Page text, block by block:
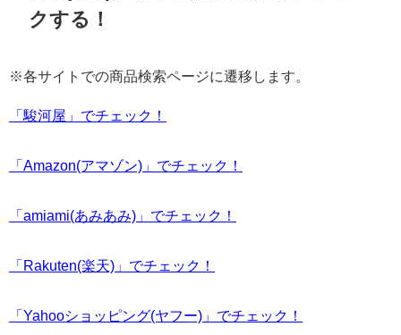
クする！
※各サイトでの商品検索ページに遷移します。
「駿河屋」でチェック！
「Amazon(アマゾン)」でチェック！
「amiami(あみあみ)」でチェック！
「Rakuten(楽天)」でチェック！
「Yahooショッピング(ヤフー)」でチェック！